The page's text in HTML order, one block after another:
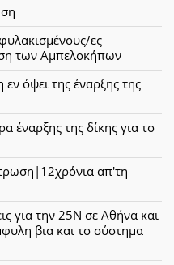
ες
των Αμπελοκήπων
όψει της έναρξης της
έναρξης της δίκης για το
απ'τη
για την 25Ν σε Αθήνα και
βια και το σύστημα